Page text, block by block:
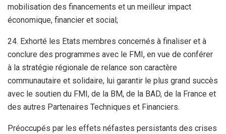
mobilisation des financements et un meilleur impact
économique, financier et social;
24. Exhorté les Etats membres concernés à finaliser et à
conclure des programmes avec le FMI, en vue de conférer
à la stratégie régionale de relance son caractère
communautaire et solidaire, lui garantir le plus grand succès
avec le soutien du FMI, de la BM, de la BAD, de la France et
des autres Partenaires Techniques et Financiers.
Préoccupés par les effets néfastes persistants des crises